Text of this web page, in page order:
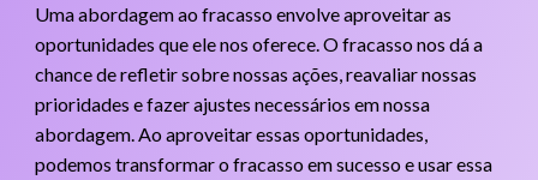
Uma abordagem ao fracasso envolve aproveitar as
oportunidades que ele nos oferece. O fracasso nos dá a
chance de refletir sobre nossas ações, reavaliar nossas
prioridades e fazer ajustes necessários em nossa
abordagem. Ao aproveitar essas oportunidades,
podemos transformar o fracasso em sucesso e usar essa